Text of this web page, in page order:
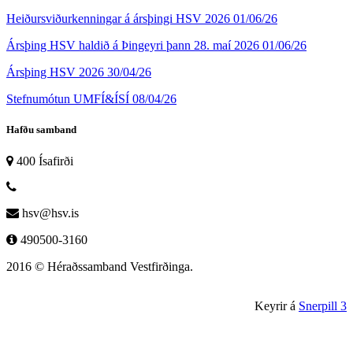
Heiðursviðurkenningar á ársþingi HSV 2026 01/06/26
Ársþing HSV haldið á Þingeyri þann 28. maí 2026 01/06/26
Ársþing HSV 2026 30/04/26
Stefnumótun UMFÍ&ÍSÍ 08/04/26
Hafðu samband
400 Ísafirði
hsv@hsv.is
490500-3160
2016 © Héraðssamband Vestfirðinga.
Keyrir á Snerpill 3